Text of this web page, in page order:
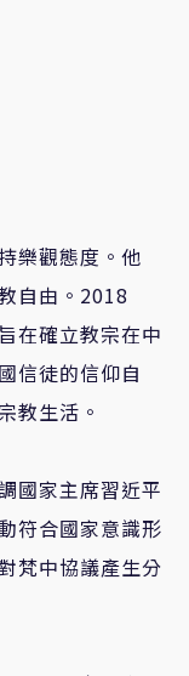
樂觀態度。他
自由。2018
在確立教宗在中
信徒的信仰自
教生活。
國家主席習近平
符合國家意識形
梵中協議產生分